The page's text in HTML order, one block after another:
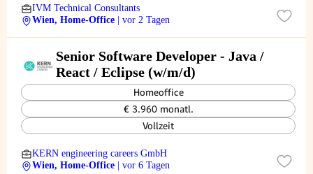
IVM Technical Consultants
Wien, Home-Office
| vor 2 Tagen
Senior Software Developer - Java /
React / Eclipse (w/m/d)
Homeoffice
€ 3.960 monatl.
Vollzeit
KERN engineering careers GmbH
Wien, Home-Office
| vor 6 Tagen